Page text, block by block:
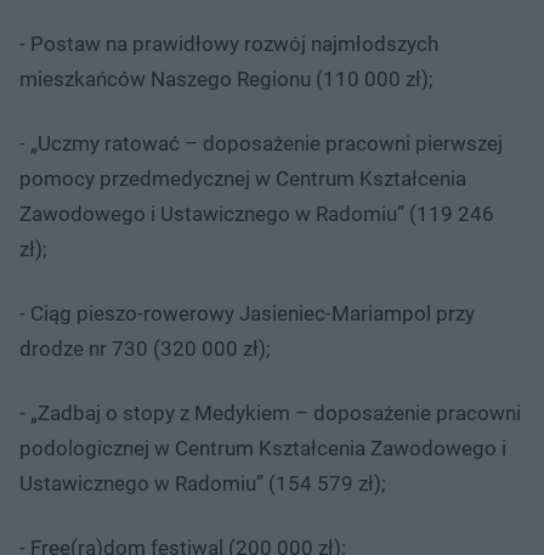
- Postaw na prawidłowy rozwój najmłodszych
mieszkańców Naszego Regionu (110 000 zł);
- „Uczmy ratować – doposażenie pracowni pierwszej
pomocy przedmedycznej w Centrum Kształcenia
Zawodowego i Ustawicznego w Radomiu” (119 246
zł);
- Ciąg pieszo-rowerowy Jasieniec-Mariampol przy
drodze nr 730 (320 000 zł);
- „Zadbaj o stopy z Medykiem – doposażenie pracowni
podologicznej w Centrum Kształcenia Zawodowego i
Ustawicznego w Radomiu” (154 579 zł);
- Free(ra)dom festiwal (200 000 zł);